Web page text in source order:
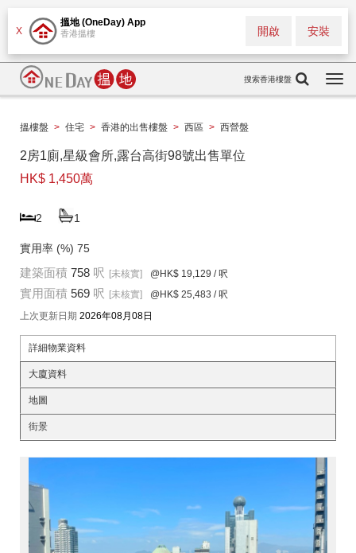
X
搵地 (OneDay) App
香港搵樓 安裝
開啟
搜索香港樓盤
搵樓盤 > 住宅 > 香港的出售樓盤 > 西區 > 西營盤
2房1廁,星級會所,露台高街98號出售單位
HK$ 1,450萬
2 1
實用率 (%) 75
建築面積 758 呎 [未核實] @HK$ 19,129 / 呎
實用面積 569 呎 [未核實] @HK$ 25,483 / 呎
上次更新日期 2026年08月08日
詳細物業資料
大廈資料
地圖
街景